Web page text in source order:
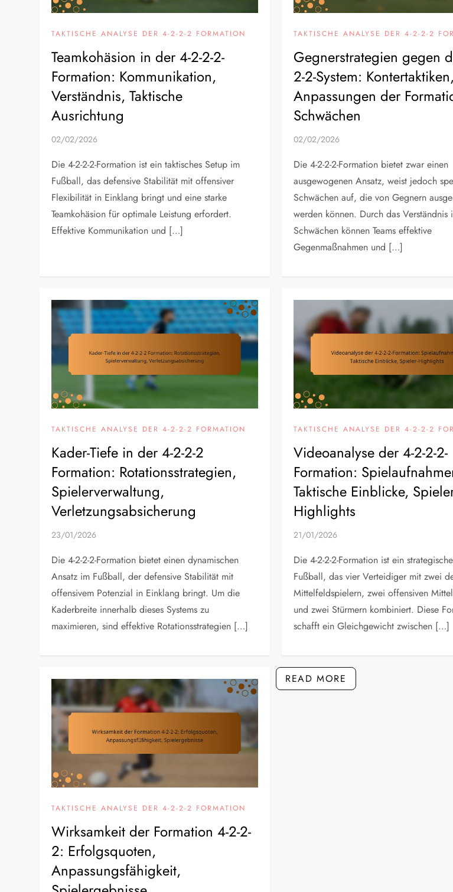
TAKTISCHE ANALYSE DER 4-2-2-2 FORMATION
Teamkohäsion in der 4-2-2-2-
Formation: Kommunikation,
Verständnis, Taktische
Ausrichtung
02/02/2026
Die 4-2-2-2-Formation ist ein taktisches Setup im
Fußball, das defensive Stabilität mit offensiver
Flexibilität in Einklang bringt und eine starke
Teamkohäsion für optimale Leistung erfordert.
Effektive Kommunikation und […]
TAKTISCHE ANALYSE DER 4-2-2-2
Gegnerstrategien gegen
2-2-System: Kontertaktiken,
Anpassungen der
Schwächen
02/02/2026
Die 4-2-2-2-Formation bietet zwar einen
ausgewogenen Ansatz, weist jedoch
Schwächen auf, die von Gegnern
werden können. Durch das Verständnis
Schwächen können Teams effektive
Gegenmaßnahmen und […]
TAKTISCHE ANALYSE DER 4-2-2-2 FORMATION
Kader-Tiefe in der 4-2-2-2
Formation: Rotationsstrategien,
Spielerverwaltung,
Verletzungsabsicherung
23/01/2026
Die 4-2-2-2-Formation bietet einen dynamischen
Ansatz im Fußball, der defensive Stabilität mit
offensivem Potenzial in Einklang bringt. Um die
Kaderbreite innerhalb dieses Systems zu
maximieren, sind effektive Rotationsstrategien […]
TAKTISCHE ANALYSE DER 4-2-2-2
Videoanalyse der 4-2-2-2-
Formation:
Taktische Einblicke,
Highlights
21/01/2026
Die 4-2-2-2-Formation ist ein
Fußball, das vier Verteidiger mit zwei
Mittelfeldspielern, zwei offensiven
und zwei Stürmern kombiniert. Diese
schafft ein Gleichgewicht zwischen […]
TAKTISCHE ANALYSE DER 4-2-2-2 FORMATION
Wirksamkeit der Formation 4-2-2-
2: Erfolgsquoten,
Anpassungsfähigkeit,
READ MORE